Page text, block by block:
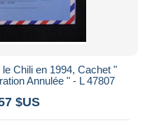
Chili en 1994, Cachet "
Annulée " - L 47807
$US